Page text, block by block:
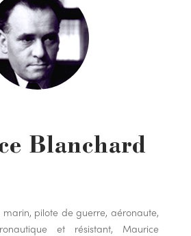
Blanchard
marin, pilote de guerre, aéronaute,
et résistant, Maurice